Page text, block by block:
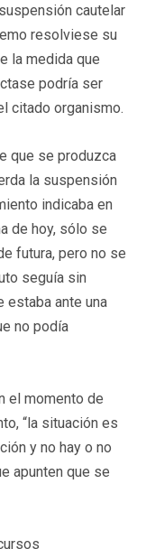
cautelar
resolviese su
la medida que
podría ser
citado organismo.
que se produzca
la suspensión
indicaba en
de hoy, sólo se
futura, pero no se
seguía sin
estaba ante una
no podía
el momento de
“la situación es
y no hay o no
apunten que se